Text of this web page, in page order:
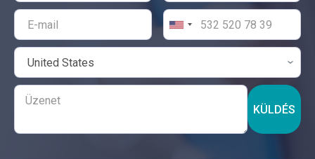
KÜLDÉS